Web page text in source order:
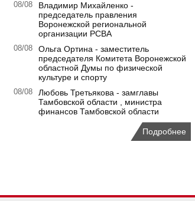
08/08
Владимир Михайленко -
председатель правления
Воронежской региональной
организации РСВА
08/08
Ольга Ортина - заместитель
председателя Комитета Воронежской
областной Думы по физической
культуре и спорту
08/08
Любовь Третьякова - замглавы
Тамбовской области , министра
финансов Тамбовской области
Подробнее